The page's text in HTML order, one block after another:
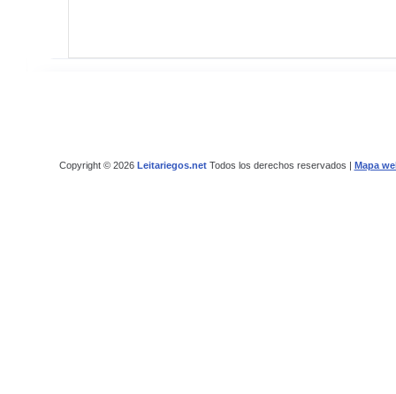
Copyright © 2026 Leitariegos.netTodos los derechos reservados | Mapa